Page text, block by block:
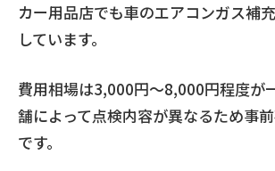
カー用品店でも車のエアコンガス補
しています。
費用相場は3,000円〜8,000円程度が
舗によって点検内容が異なるため事
です。